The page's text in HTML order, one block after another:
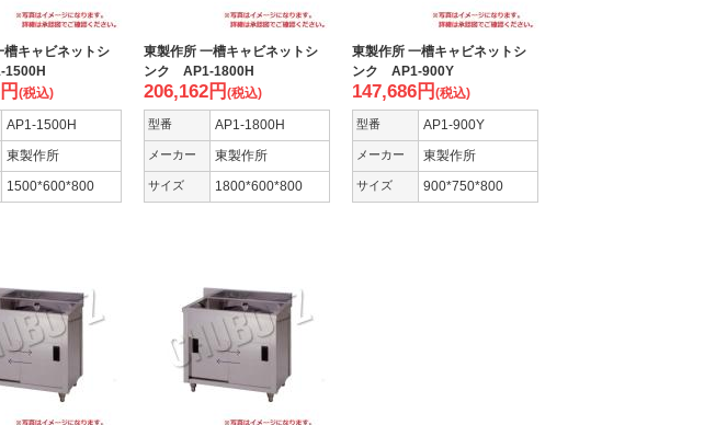
槽キャビネットシ
円 (税込)
AP1-1500H
東製作所
1500*600*800
東製作所 一槽キャビネットシ
ンク AP1-1800H
206,162円 (税込)
型番 AP1-1800H
メーカー 東製作所
サイズ 1800*600*800
東製作所 一槽キャビネットシ
ンク AP1-900Y
147,686円 (税込)
型番 AP1-900Y
メーカー 東製作所
サイズ 900*750*800